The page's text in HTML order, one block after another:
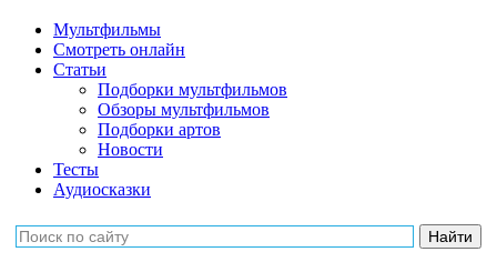
Мультфильмы
Смотреть онлайн
Статьи
Подборки мультфильмов
Обзоры мультфильмов
Подборки артов
Новости
Тесты
Аудиосказки